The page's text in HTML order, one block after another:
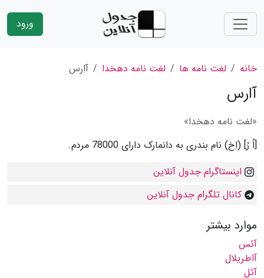
ورود
خانه لغت نامه ها لغت نامه دهخدا آارس
آارس
«لغت نامه دهخدا»
[اُ رُ] (اِخ) نام بندری به دانمارک دارای 78000 مردم.
اینستاگرام جدول آنلاین
کانال تلگرام جدول آنلاین
موارد بیشتر
آئس
آاطریلال
آئل